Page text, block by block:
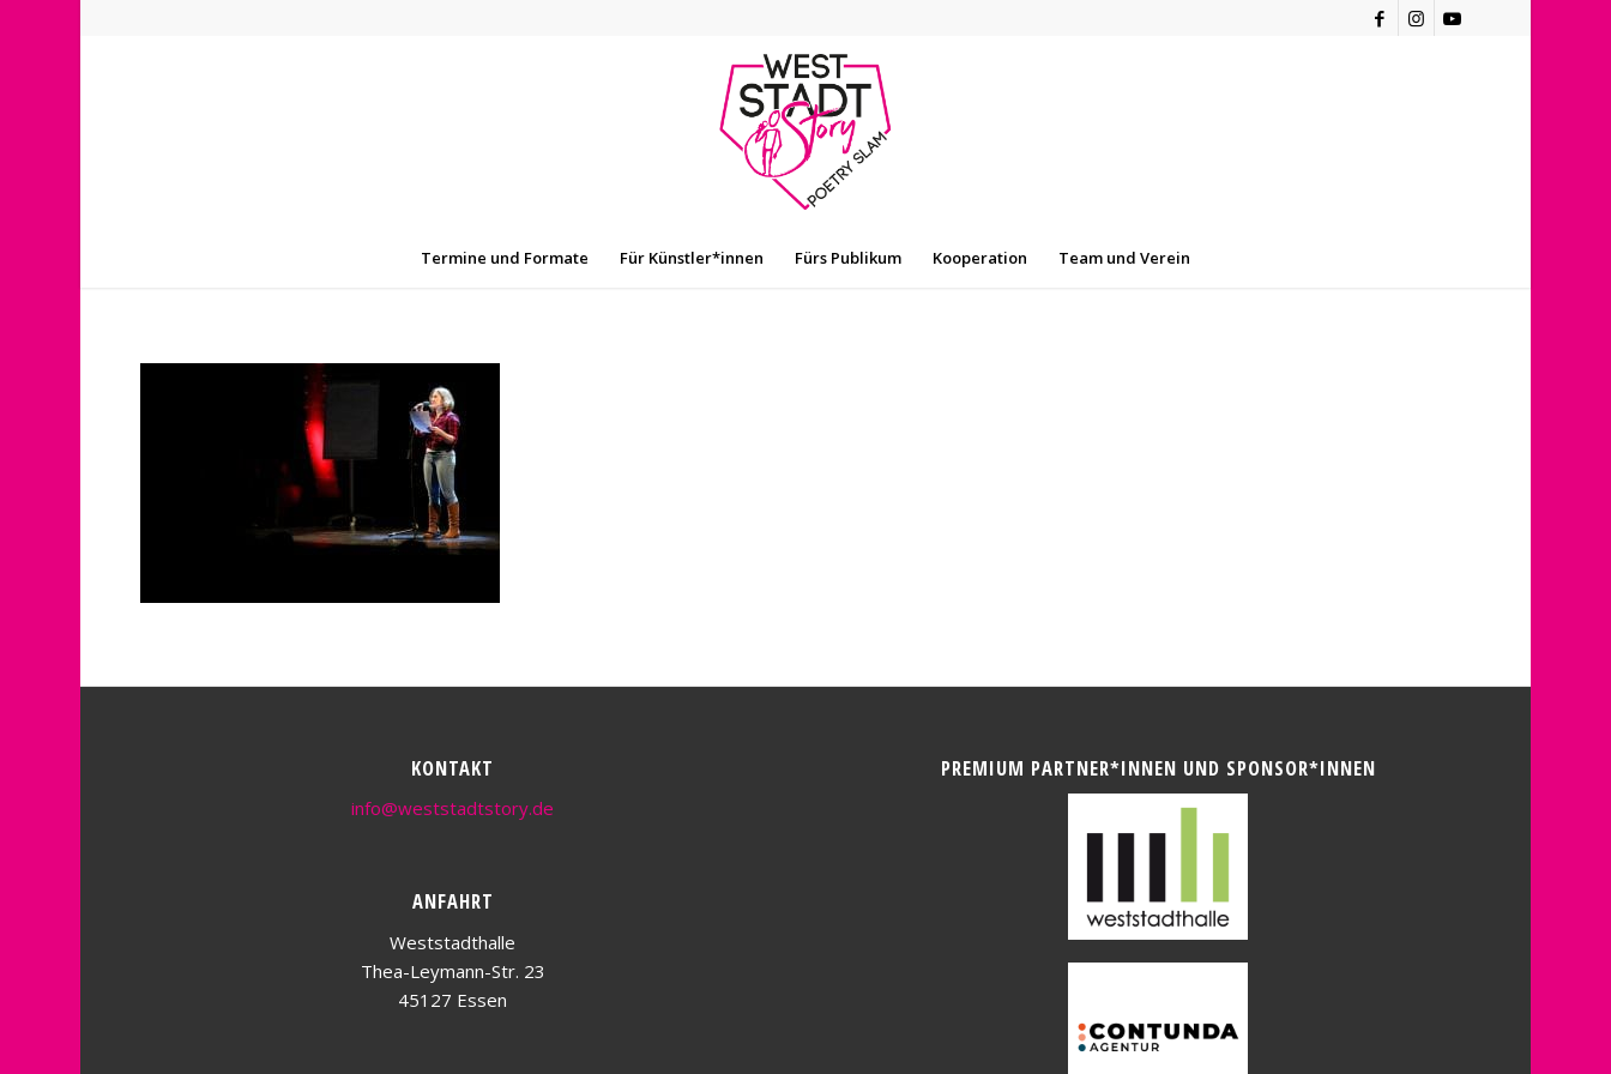
Termine und Formate Für Künstler*innen Fürs Publikum Kooperation Team und Verein
KONTAKT
info@weststadtstory.de
ANFAHRT
Weststadthalle
Thea-Leymann-Str. 23
45127 Essen
PREMIUM PARTNER*INNEN UND SPONSOR*INNEN